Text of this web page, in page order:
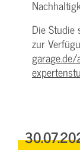
Die
zur